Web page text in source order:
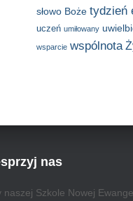
słowo Boże tydzień
uczeń umiłowany
wsparcie wspólnota
nas
naszej Szkole Nowej